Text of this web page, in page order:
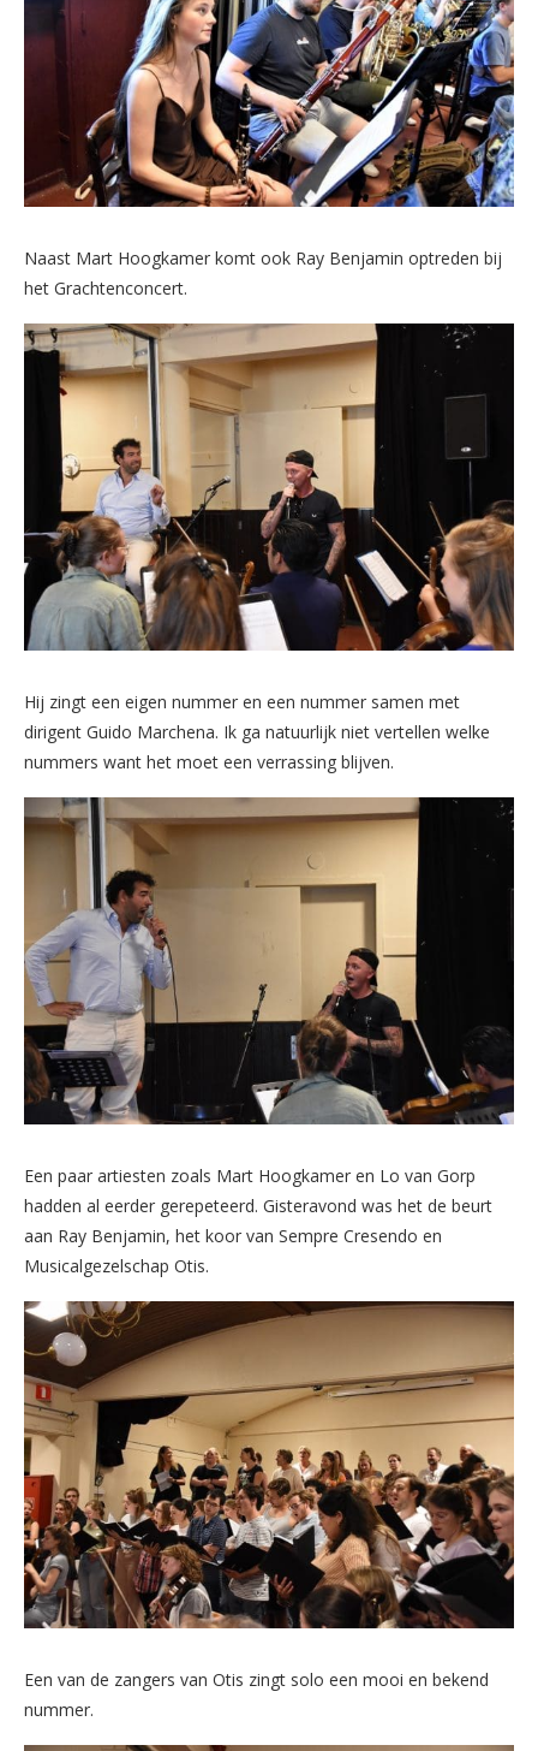
Naast Mart Hoogkamer komt ook Ray Benjamin optreden bij
het Grachtenconcert.
Hij zingt een eigen nummer en een nummer samen met
dirigent Guido Marchena. Ik ga natuurlijk niet vertellen welke
nummers want het moet een verrassing blijven.
Een paar artiesten zoals Mart Hoogkamer en Lo van Gorp
hadden al eerder gerepeteerd. Gisteravond was het de beurt
aan Ray Benjamin, het koor van Sempre Cresendo en
Musicalgezelschap Otis.
Een van de zangers van Otis zingt solo een mooi en bekend
nummer.